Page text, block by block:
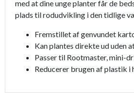
med at dine unge planter får de
plads til rodudvikling i den tidlige
Fremstillet af genvundet
Kan plantes direkte ud uden
Passer til Rootmaster, mini-
Reducerer brugen af plastik i